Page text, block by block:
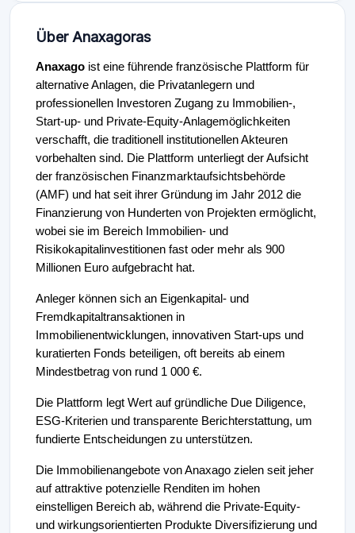
Über Anaxagoras
Anaxago ist eine führende französische Plattform für
alternative Anlagen, die Privatanlegern und
professionellen Investoren Zugang zu Immobilien-,
Start-up- und Private-Equity-Anlagemöglichkeiten
verschafft, die traditionell institutionellen Akteuren
vorbehalten sind. Die Plattform unterliegt der Aufsicht
der französischen Finanzmarktaufsichtsbehörde
(AMF) und hat seit ihrer Gründung im Jahr 2012 die
Finanzierung von Hunderten von Projekten ermöglicht,
wobei sie im Bereich Immobilien- und
Risikokapitalinvestitionen fast oder mehr als 900
Millionen Euro aufgebracht hat.
Anleger können sich an Eigenkapital- und
Fremdkapitaltransaktionen in
Immobilienentwicklungen, innovativen Start-ups und
kuratierten Fonds beteiligen, oft bereits ab einem
Mindestbetrag von rund 1 000 €.
Die Plattform legt Wert auf gründliche Due Diligence,
ESG-Kriterien und transparente Berichterstattung, um
fundierte Entscheidungen zu unterstützen.
Die Immobilienangebote von Anaxago zielen seit jeher
auf attraktive potenzielle Renditen im hohen
einstelligen Bereich ab, während die Private-Equity-
und wirkungsorientierten Produkte Diversifizierung und